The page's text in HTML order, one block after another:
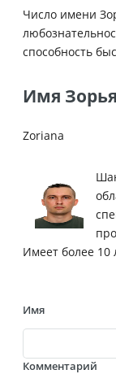
Число имени
способность
Имя
Zoriana
Имеет более 10
Имя
Комментарий